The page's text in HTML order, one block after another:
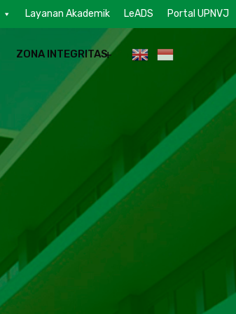
Layanan Akademik LeADS Portal UPNVJ
ZONA INTEGRITAS